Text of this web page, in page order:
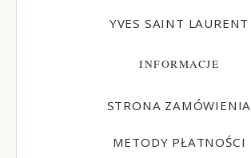
YVES SAINT LAURENT
INFORMACJE
STRONA ZAMÓWIENIA
METODY PŁATNOŚCI